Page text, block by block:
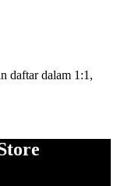
daftar dalam 1:1,